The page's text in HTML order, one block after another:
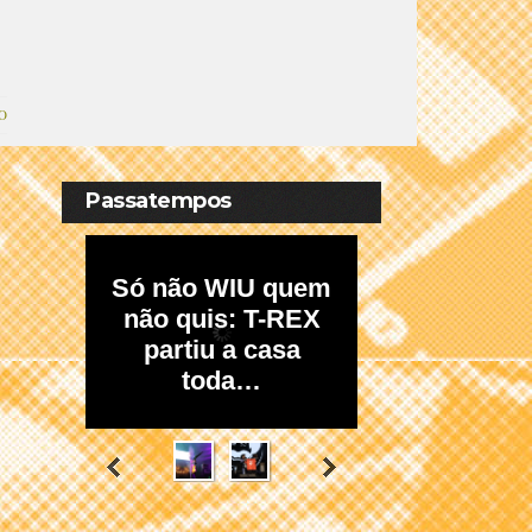
Passatempos